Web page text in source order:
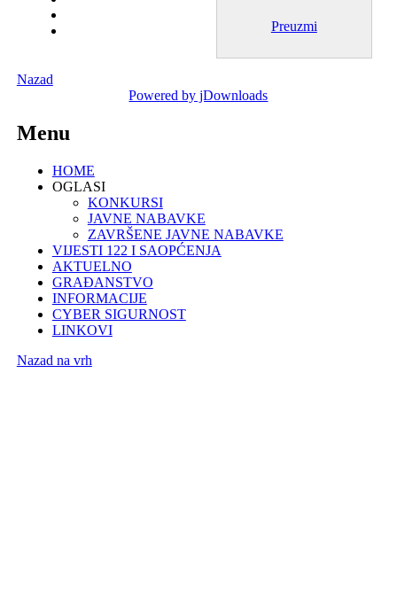
Preuzmi
Nazad
Powered by jDownloads
Menu
HOME
OGLASI
KONKURSI
JAVNE NABAVKE
ZAVRŠENE JAVNE NABAVKE
VIJESTI 122 I SAOPĆENJA
AKTUELNO
GRAĐANSTVO
INFORMACIJE
CYBER SIGURNOST
LINKOVI
Nazad na vrh